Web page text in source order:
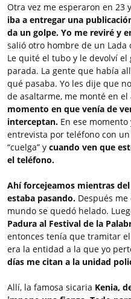
Otra vez me esperaron en 23
iba a entregar una
da un golpe. Yo me reviré y
salió otro hombre de un
Le quité el tubo y le devolví
parada. La gente que había
qué pasaba. Yo les dije que
de asaltarme, me monté en
momento en que venía de
interceptan. En ese
entrevista por teléfono con
“cuelga” y cuando ven que
el teléfono.
Ahí forcejeamos mientras
estaba pasando. Después
mundo se quedó helado.
Padura al Festival de la
entonces tenía que tramitar
era la entidad a la que yo
días me citan a la unidad
Allí, la famosa sicaria Kenia,